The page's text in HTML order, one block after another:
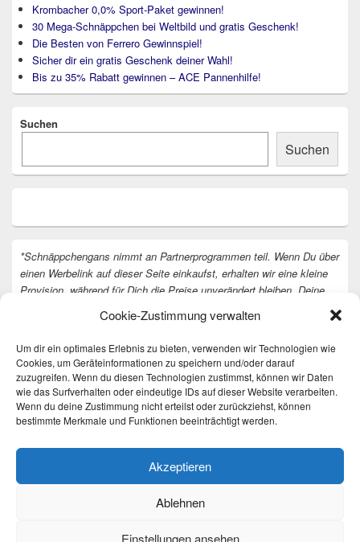
Cookie-Zustimmung verwalten
Um dir ein optimales Erlebnis zu bieten, verwenden wir Technologien wie
Cookies, um Geräteinformationen zu speichern und/oder darauf
zuzugreifen. Wenn du diesen Technologien zustimmst, können wir Daten
wie das Surfverhalten oder eindeutige IDs auf dieser Website verarbeiten.
Wenn du deine Zustimmung nicht erteilst oder zurückziehst, können
bestimmte Merkmale und Funktionen beeinträchtigt werden.
Akzeptieren
Ablehnen
Einstellungen ansehen
Krombacher 0,0% Sport-Paket gewinnen!
30 Mega-Schnäppchen bei Weltbild und gratis Geschenk!
Die Besten von Ferrero Gewinnspiel!
Sicher dir ein gratis Geschenk deiner Wahl!
Bis zu 35% Rabatt gewinnen – ACE Pannenhilfe!
Suchen
Suchen
*Schnäppchengans nimmt an Partnerprogrammen teil. Wenn Du über
einen Werbelink auf dieser Seite einkaufst, erhalten wir eine kleine
Provision, während für Dich die Preise unverändert bleiben. Deine
Vielen Dank dafür!
Täglich die besten Gewinnspiele und Angebote